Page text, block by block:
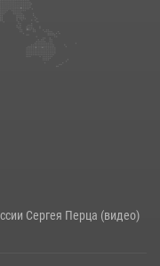
полномочного
в Северо-
Кузнецовым
Сергея Перца (видео)